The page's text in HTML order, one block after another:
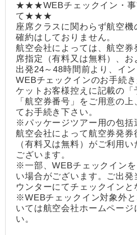
★★★WEBチェックイン・事
て★★★
座席クラスに関わらず航空
確約はしておりません。
航空会社によっては、航空券
席指定（有料又は無料）、
出発24～48時間前より、イ
WEBチェックインのお手続
ケットお客様控えに記載の「
「航空券番号」をご用意の
てお手続き下さい。
※パッケージツアー用の包括
航空会社によって航空券発券
（有料又は無料）がご利用
ございます。
※一部、WEBチェックイン
い場合がございます。ご出発
ウンターにてチェックインと
※WEBチェックイン対象外
いては航空会社ホームページ
い。